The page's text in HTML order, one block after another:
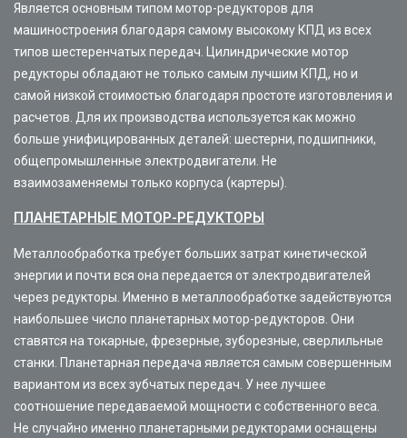
Является основным типом мотор-редукторов для
машиностроения благодаря самому высокому КПД из всех
типов шестеренчатых передач. Цилиндрические мотор
редукторы обладают не только самым лучшим КПД, но и
самой низкой стоимостью благодаря простоте изготовления и
расчетов. Для их производства используется как можно
больше унифицированных деталей: шестерни, подшипники,
общепромышленные электродвигатели. Не
взаимозаменяемы только корпуса (картеры).
ПЛАНЕТАРНЫЕ МОТОР-РЕДУКТОРЫ
Металлообработка требует больших затрат кинетической
энергии и почти вся она передается от электродвигателей
через редукторы. Именно в металлообработке задействуются
наибольшее число планетарных мотор-редукторов. Они
ставятся на токарные, фрезерные, зуборезные, сверлильные
станки. Планетарная передача является самым совершенным
вариантом из всех зубчатых передач. У нее лучшее
соотношение передаваемой мощности с собственного веса.
Не случайно именно планетарными редукторами оснащены